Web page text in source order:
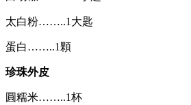
太白粉……..1大匙
蛋白……..1顆
珍珠外皮
圓糯米……..1杯